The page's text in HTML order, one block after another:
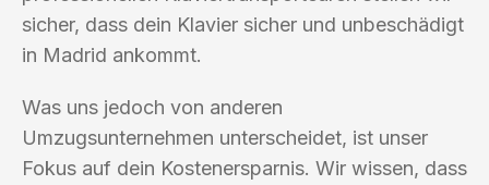
sicher, dass dein Klavier sicher und unbeschädigt
in Madrid ankommt.
Was uns jedoch von anderen
Umzugsunternehmen unterscheidet, ist unser
Fokus auf dein Kostenersparnis. Wir wissen, dass